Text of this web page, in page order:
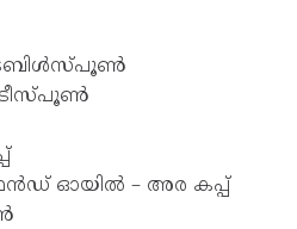
ടീസ്പൂൺ
ഓയിൽ – അര കപ്പ്